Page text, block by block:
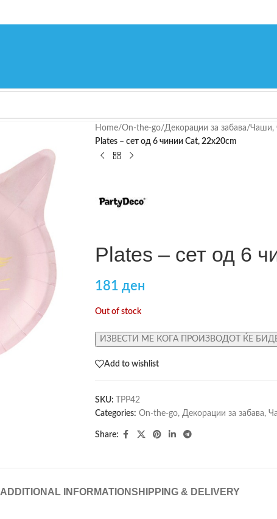
Home/On-the-go/Декорации за забава/Чаши,
Plates – сет од 6 чинии Cat, 22x20cm
Plates – сет од 6
181 ден
Out of stock
ИЗВЕСТИ МЕ КОГА ПРОИЗВОДОТ ЌЕ
Add to wishlist
SKU:
TPP42
Categories: On-the-go, Декорации за забава,
Share:
ADDITIONAL INFORMATIONSHIPPING & DELIVERY